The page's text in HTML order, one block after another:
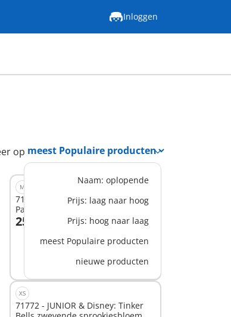
Inloggen
op
Naam: oplopende
Prijs: laag naar hoog
Prijs: hoog naar laag
meest Populaire producten
nieuwe producten
M
71864 - Miraculous: Scooterrit in
Parijs
25,99 €
In winkelwagen
XS
71772 - JUNIOR & Disney: Tinker